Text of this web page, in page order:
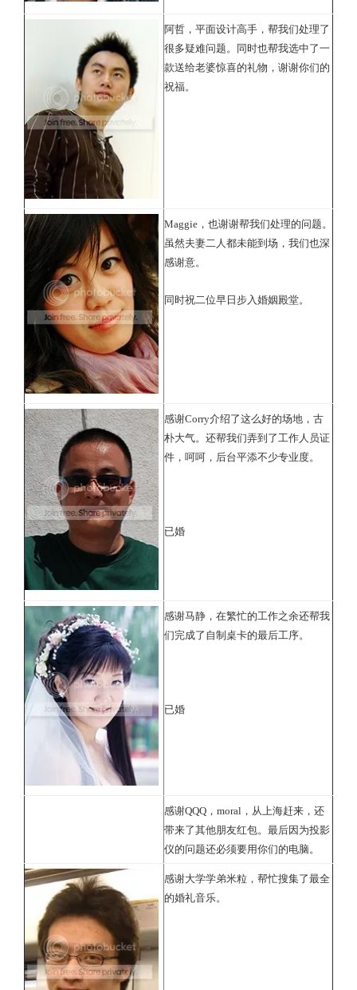
阿哲，平面设计高手，帮我们处理了
很多疑难问题。同时也帮我选中了一
款送给老婆惊喜的礼物，谢谢你们的
祝福。
Maggie，也谢谢帮我们处理的问题。
虽然夫妻二人都未能到场，我们也深
感谢意。
同时祝二位早日步入婚姻殿堂。
感谢Corry介绍了这么好的场地，古
朴大气。还帮我们弄到了工作人员证
件，呵呵，后台平添不少专业度。
已婚
感谢马静，在繁忙的工作之余还帮我
们完成了自制桌卡的最后工序。
已婚
感谢QQQ，moral，从上海赶来，还
带来了其他朋友红包。最后因为投影
仪的问题还必须要用你们的电脑。
感谢大学学弟米粒，帮忙搜集了最全
的婚礼音乐。